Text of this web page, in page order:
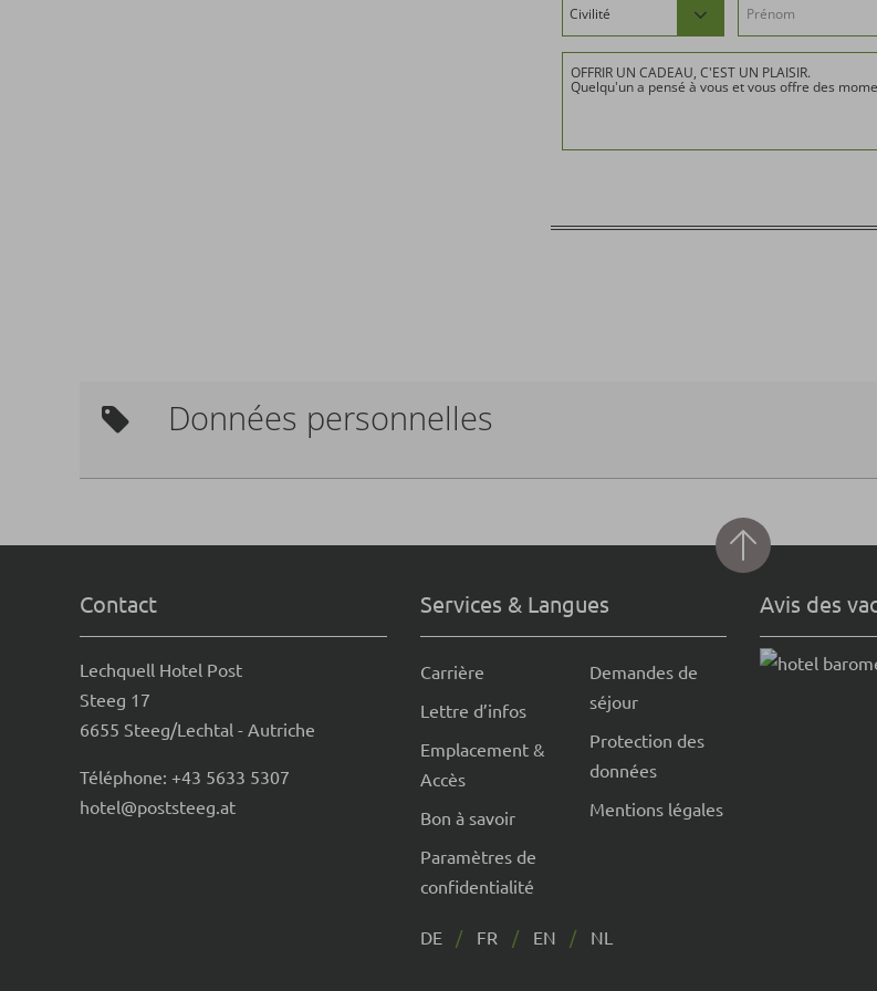
Téléphone
Balcon selon les chambres
Données personnelles
Contact
Lechquell Hotel Post
Steeg 17
6655 Steeg/Lechtal - Autriche
Téléphone: +43 5633 5307
hotel@poststeeg.at
Services & Langues
Carrière
Lettre d’infos
Emplacement &
Accès
Bon à savoir
Paramètres de
confidentialité
Demandes de
séjour
Protection des
données
Mentions légales
DE FR EN NL
Avis des